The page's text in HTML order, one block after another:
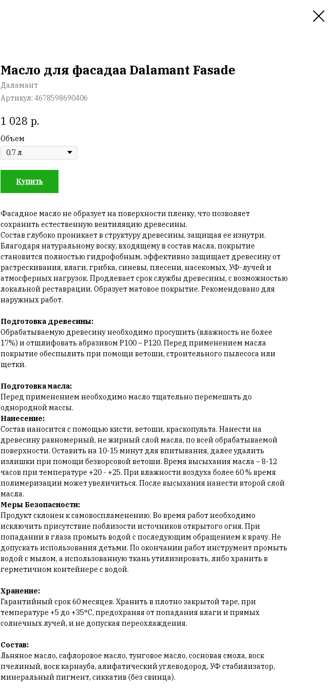
Масло для фасадаа Dalamant Fasade
Даламант
Артикул: 4678598690406
1 028 р.
Объем
Купить
Фасадное масло не образует на поверхности пленку, что позволяет
сохранить естественную вентиляцию древесины.
Состав глубоко проникает в структуру древесины, защищая ее изнутри.
Благодаря натуральному воску, входящему в состав масла, покрытие
становится полностью гидрофобным, эффективно защищает древесину от
растрескивания, влаги, грибка, синевы, плесени, насекомых, УФ-лучей и
атмосферных нагрузок. Продлевает срок службы древесины, с возможностью
локальной реставрации. Образует матовое покрытие. Рекомендовано для
наружных работ.
Подготовка древесины:
Обрабатываемую древесину необходимо просушить (влажность не более
17%) и отшлифовать абразивом Р100 – Р120. Перед применением масла
покрытие обеспылить при помощи ветоши, строительного пылесоса или
щетки.
Подготовка масла:
Перед применением необходимо масло тщательно перемешать до
однородной массы.
Нанесение:
Состав наносится с помощью кисти, ветоши, краскопульта. Нанести на
древесину равномерный, не жирный слой масла, по всей обрабатываемой
поверхности. Оставить на 10-15 минут для впитывания, далее удалить
излишки при помощи безворсовой ветоши. Время высыхания масла – 8-12
часов при температуре +20 - +25. При влажности воздуха более 60 % время
полимеризации может увеличиться. После высыхания нанести второй слой
масла.
Меры Безопасности:
Продукт склонен к самовоспламенению. Во время работ необходимо
исключить присутствие поблизости источников открытого огня. При
попадании в глаза промыть водой с последующим обращением к врачу. Не
допускать использования детьми. По окончании работ инструмент промыть
водой с мылом, а использованную ткань утилизировать, либо хранить в
герметичном контейнере с водой.
Хранение:
Гарантийный срок 60 месяцев. Хранить в плотно закрытой таре, при
температуре +5 до +35°С, предохраняя от попадания влаги и прямых
солнечных лучей, и не допуская переохлаждения.
Состав:
Льняное масло, сафлоровое масло, тунговое масло, сосновая смола, воск
пчелиный, воск карнауба, алифатический углеводород, УФ стабилизатор,
минеральный пигмент, сиккатив (без свинца).